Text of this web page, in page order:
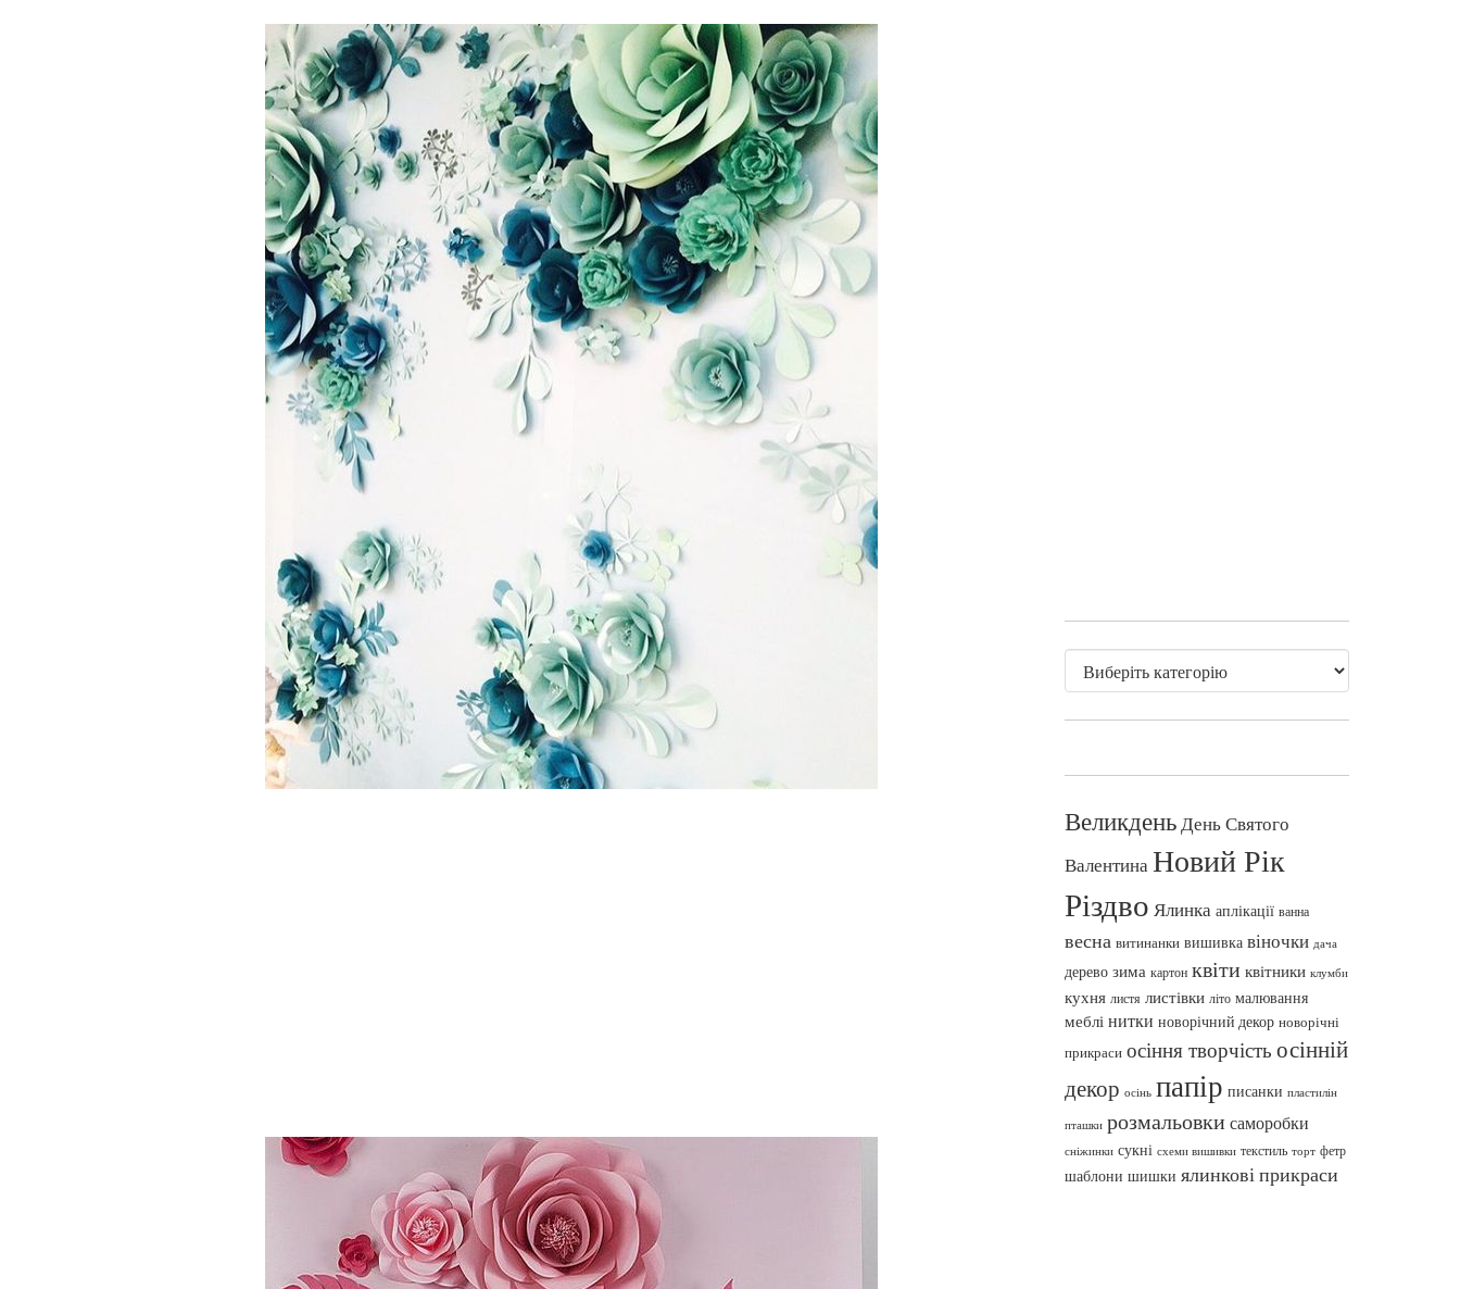
ВеликденьДень Святого
ВалентинаНовий Рік
Різдво Ялинка аплікації ванна
весна витинанки вишивка віночки дача
дерево зима картон квіти квітники клумби
кухня листя листівки літо малювання
меблі нитки новорічний декор новорічні
прикраси осіння творчість осінній
декор осінь папір писанки пластилін
пташки розмальовки саморобки
сніжинки сукні схеми вишивки текстиль торт фетр
шаблони шишки ялинкові прикраси